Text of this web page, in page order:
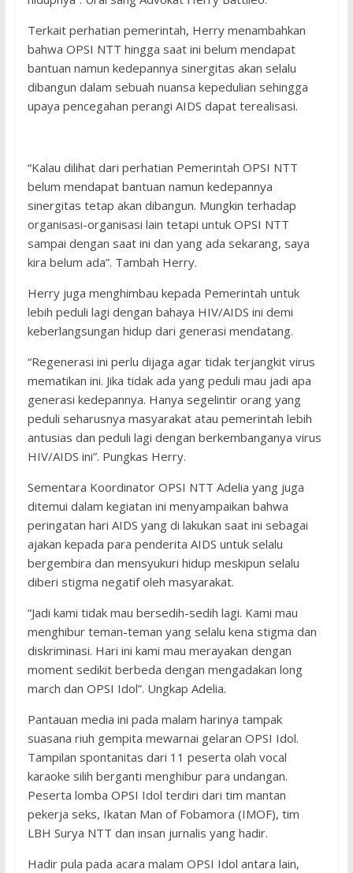
Terkait perhatian pemerintah, Herry menambahkan
bahwa OPSI NTT hingga saat ini belum mendapat
bantuan namun kedepannya sinergitas akan selalu
dibangun dalam sebuah nuansa kepedulian sehingga
upaya pencegahan perangi AIDS dapat terealisasi.
“Kalau dilihat dari perhatian Pemerintah OPSI NTT
belum mendapat bantuan namun kedepannya
sinergitas tetap akan dibangun. Mungkin terhadap
organisasi-organisasi lain tetapi untuk OPSI NTT
sampai dengan saat ini dan yang ada sekarang, saya
kira belum ada”. Tambah Herry.
Herry juga menghimbau kepada Pemerintah untuk
lebih peduli lagi dengan bahaya HIV/AIDS ini demi
keberlangsungan hidup dari generasi mendatang.
“Regenerasi ini perlu dijaga agar tidak terjangkit virus
mematikan ini. Jika tidak ada yang peduli mau jadi apa
generasi kedepannya. Hanya segelintir orang yang
peduli seharusnya masyarakat atau pemerintah lebih
antusias dan peduli lagi dengan berkembanganya virus
HIV/AIDS ini”. Pungkas Herry.
Sementara Koordinator OPSI NTT Adelia yang juga
ditemui dalam kegiatan ini menyampaikan bahwa
peringatan hari AIDS yang di lakukan saat ini sebagai
ajakan kepada para penderita AIDS untuk selalu
bergembira dan mensyukuri hidup meskipun selalu
diberi stigma negatif oleh masyarakat.
“Jadi kami tidak mau bersedih-sedih lagi. Kami mau
menghibur teman-teman yang selalu kena stigma dan
diskriminasi. Hari ini kami mau merayakan dengan
moment sedikit berbeda dengan mengadakan long
march dan OPSI Idol”. Ungkap Adelia.
Pantauan media ini pada malam harinya tampak
suasana riuh gempita mewarnai gelaran OPSI Idol.
Tampilan spontanitas dari 11 peserta olah vocal
karaoke silih berganti menghibur para undangan.
Peserta lomba OPSI Idol terdiri dari tim mantan
pekerja seks, Ikatan Man of Fobamora (IMOF), tim
LBH Surya NTT dan insan jurnalis yang hadir.
Hadir pula pada acara malam OPSI Idol antara lain,